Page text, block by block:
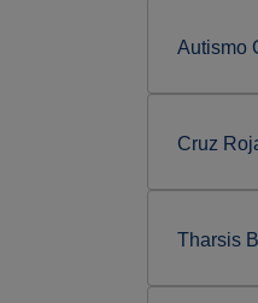
Autismo
Cruz
Tharsis